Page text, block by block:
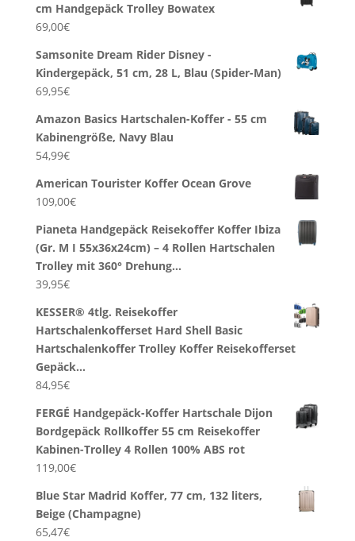
cm Handgepäck Trolley Bowatex
69,00€
Samsonite Dream Rider Disney -
Kindergepäck, 51 cm, 28 L, Blau (Spider-Man)
69,95€
Amazon Basics Hartschalen-Koffer - 55 cm
Kabinengröße, Navy Blau
54,99€
American Tourister Koffer Ocean Grove
109,00€
Pianeta Handgepäck Reisekoffer Koffer Ibiza
(Gr. M I 55x36x24cm) – 4 Rollen Hartschalen
Trolley mit 360° Drehung…
39,95€
KESSER® 4tlg. Reisekoffer
Hartschalenkofferset Hard Shell Basic
Hartschalenkoffer Trolley Koffer Reisekofferset
Gepäck…
84,95€
FERGÉ Handgepäck-Koffer Hartschale Dijon
Bordgepäck Rollkoffer 55 cm Reisekoffer
Kabinen-Trolley 4 Rollen 100% ABS rot
119,00€
Blue Star Madrid Koffer, 77 cm, 132 liters,
Beige (Champagne)
65,47€